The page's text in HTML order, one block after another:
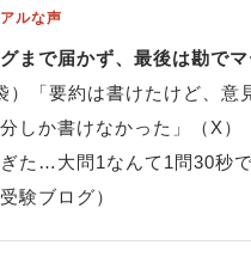
ルな声
まで届かず、最後は勘でマ
）「要約は書けたけど、意
しか書けなかった」（X）
た…大問1なんて1問30秒
験ブログ）
原田高志の”ほぼ日刊”英
“シン”・英会話スピー
大学入試英語対策講